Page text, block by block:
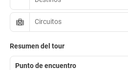
Circuitos
Resumen del tour
Punto de encuentro